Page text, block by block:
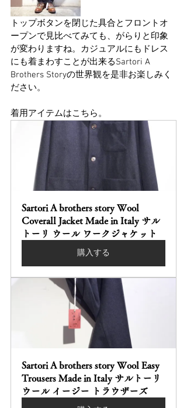
トップボタンを閉じた具合とフロントオ
ープンで見比べてみても、がらりと印象
が変わりますね。カジュアルにもドレス
にも着まわすことが出来るSartori A
Brothers Storyの世界観を是非お楽しみく
ださい。
着用アイテムはこちら。
Sartori A brothers story Wool
Coverall Jacket Made in Italy サル
トーリ ウール ワークジャケット
購入する
Sartori A brothers story Wool Easy
Trousers Made in Italy サルトーリ
ウール イージー トラウザーズ